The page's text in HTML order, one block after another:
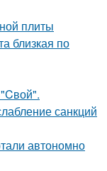
плиты
близкая по
санкций
автономно